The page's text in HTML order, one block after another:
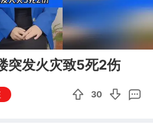
00:24
突发火灾致5死2伤
30